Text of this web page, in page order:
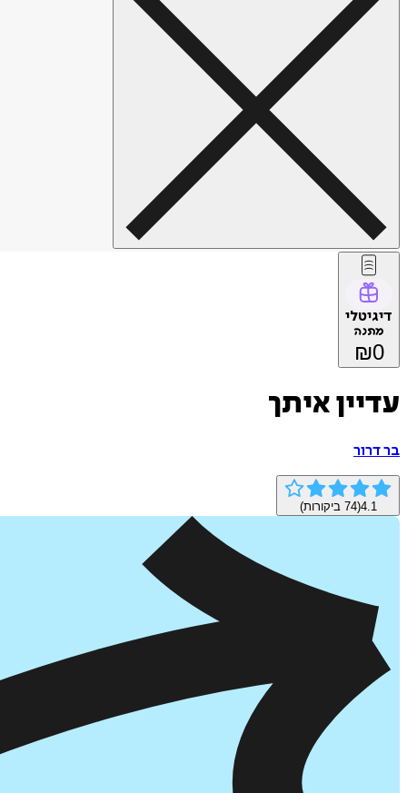
דיגיטלי
מתנה
₪0
עדיין איתך
בר דרור
4.1
(
74 ביקורות)